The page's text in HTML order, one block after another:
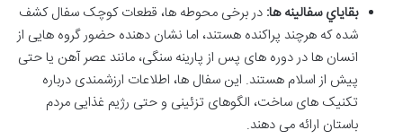
بقاياي سفالينه ها: در برخی محوطه ها، قطعات کوچک سفال کشف
شده که هرچند پراکنده هستند، اما نشان دهنده حضور گروه هایی از
انسان ها در دوره های پس از پارینه سنگی، مانند عصر آهن یا حتی
پیش از اسلام هستند. این سفال ها، اطلاعات ارزشمندی درباره
تکنیک های ساخت، الگوهای تزئینی و حتی رژیم غذایی مردم
باستان ارائه می دهند.